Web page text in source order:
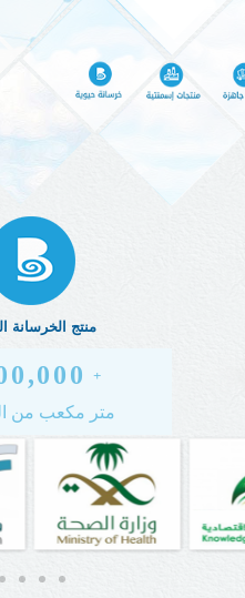
منتج الخرسانة
+
متر مكعب من